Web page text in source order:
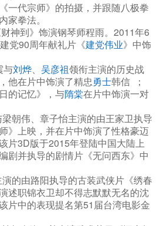
一代宗师》的拍摄，并跟随八极拳
家拳法。
神到》饰演钢琴师程雨。2011年6
党90周年献礼片《建党伟业》中饰
与刘烨、 吴彦祖领衔主演的历史战
他在片中饰演了精忠勇士韩信 ；
的记忆》，与隋棠在片中饰演一对
朝伟、章子怡主演的由王家卫执导
》上映，并在片中饰演了性格豪迈
片3D版于2015年登陆中国大陆上
剧并执导的剧情片《无问西东》中
的由路阳执导的古装武侠片《绣春
述职锦衣卫却不得志默默无名的沈
片中的表现提名第51届台湾电影金